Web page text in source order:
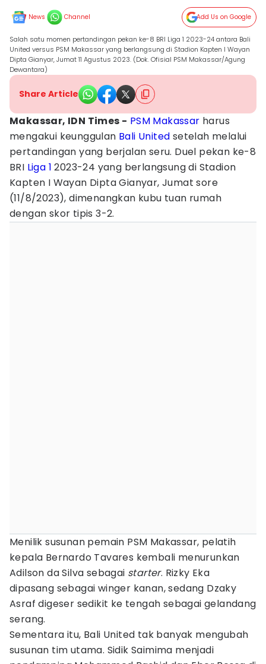
News Channel Add Us on Google
Salah satu momen pertandingan pekan ke-8 BRI Liga 1 2023-24 antara Bali
United versus PSM Makassar yang berlangsung di Stadion Kapten I Wayan
Dipta Gianyar, Jumat 11 Agustus 2023. (Dok. Ofisial PSM Makassar/Agung
Dewantara)
Share Article
Makassar, IDN Times - PSM Makassar harus
mengakui keunggulan Bali United setelah melalui
pertandingan yang berjalan seru. Duel pekan ke-8
BRI Liga 1 2023-24 yang berlangsung di Stadion
Kapten I Wayan Dipta Gianyar, Jumat sore
(11/8/2023), dimenangkan kubu tuan rumah
dengan skor tipis 3-2.
Menilik susunan pemain PSM Makassar, pelatih
kepala Bernardo Tavares kembali menurunkan
Adilson da Silva sebagai starter. Rizky Eka
dipasang sebagai winger kanan, sedang Dzaky
Asraf digeser sedikit ke tengah sebagai gelandang
serang.
Sementara itu, Bali United tak banyak mengubah
susunan tim utama. Sidik Saimima menjadi